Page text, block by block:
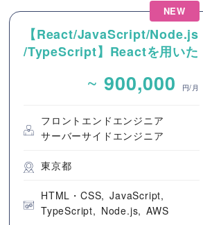
NEW
【React/JavaScript/Node.js
/TypeScript】Reactを用いた
のフロントエンド開発案件
~ 900,000 円/月
フロントエンドエンジニア
サーバーサイドエンジニア
東京都
HTML・CSS
JavaScript
TypeScript
Node.js AWS